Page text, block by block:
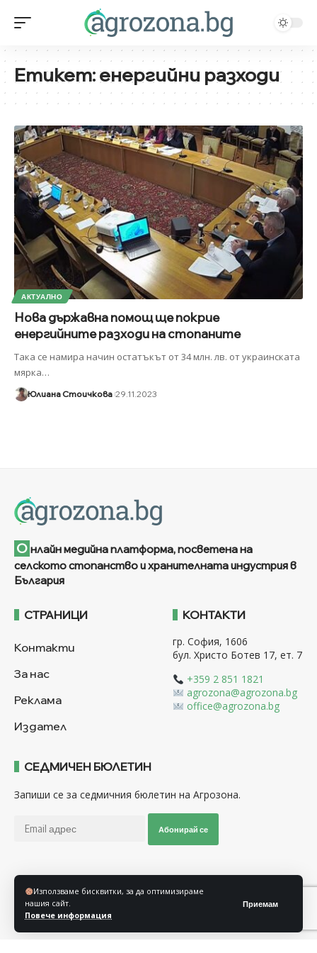
Използваме бисквитки, за да оптимизираме
нашия сайт.
Повече информация
Приемам
Етикет:енергийни разходи
АКТУАЛНО
Нова държавна помощ ще покрие
енергийните разходи на стопаните
Така се намира начин остатъкът от 34 млн. лв. от украинската
мярка…
Юлиана Стоичкова 29.11.2023
О нлайн медийна платформа, посветена на
селското стопанство и хранителната индустрия в
България
СТРАНИЦИ
Контакти
За нас
Реклама
Издател
КОНТАКТИ
гр. София, 1606
бул. Христо Ботев 17, ет. 7
+359 2 851 1821
agrozona@agrozona.bg
office@agrozona.bg
СЕДМИЧЕН БЮЛЕТИН
Запиши се за седмичния бюлетин на Агрозона.
Абонирай се
Последвайте ни